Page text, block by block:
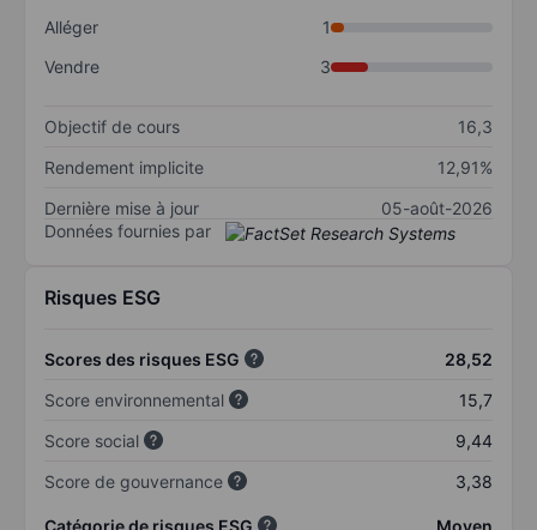
Alléger
1
Vendre
3
Objectif de cours
16,3
Rendement implicite
12,91%
Dernière mise à jour
05-août-2026
Données fournies par
Risques ESG
Scores des risques ESG
28,52
Score environnemental
15,7
Score social
9,44
Score de gouvernance
3,38
Catégorie de risques ESG Moyen